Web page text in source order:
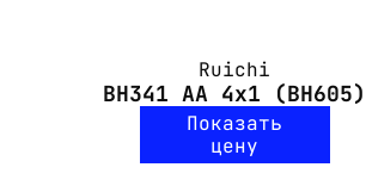
Ruichi
BH341 AA 4x1 (BH605)
Показать
цену